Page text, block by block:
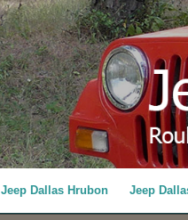
Jeep Dallas Hrubon Jeep